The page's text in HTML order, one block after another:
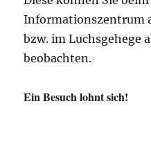
Informationszentrum
bzw. im Luchsgehege
beobachten.
Ein Besuch lohnt sich!